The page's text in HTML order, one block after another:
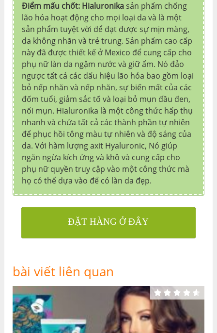
Điểm mấu chốt: Hialuronikasản phẩm chống
lão hóa hoạt động cho mọi loại da và là một
sản phẩm tuyệt vời để đạt được sự mịn màng,
da không nhăn và trẻ trung. Sản phẩm cao cấp
này đã được thiết kế ở Mexico để cung cấp cho
phụ nữ làn da ngậm nước và giữ ẩm. Nó đảo
ngược tất cả các dấu hiệu lão hóa bao gồm loại
bỏ nếp nhăn và nếp nhăn, sự biến mất của các
đốm tuổi, giảm sắc tố và loại bỏ mụn đầu đen,
nổi mụn. Hialuronika là một công thức hấp thụ
nhanh và chứa tất cả các thành phần tự nhiên
để phục hồi tông màu tự nhiên và độ sáng của
da. Với hàm lượng axit Hyaluronic, Nó giúp
ngăn ngừa kích ứng và khô và cung cấp cho
phụ nữ quyền truy cập vào một công thức mà
họ có thể dựa vào để có làn da đẹp.
ĐẶT HÀNG Ở ĐÂY
bài viết liên quan